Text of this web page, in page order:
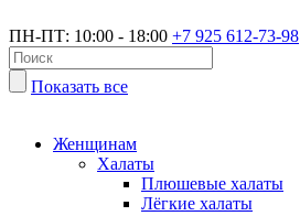
ПН-ПТ: 10:00 - 18:00 +7 925 612-73-98
Показать все
Женщинам
Халаты
Плюшевые халаты
Лёгкие халаты